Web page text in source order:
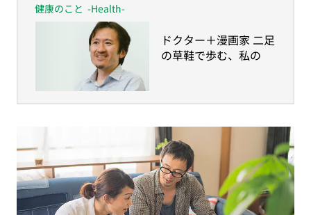
健康のこと -Health-
​ドクター＋漫画家 二足
の草鞋で歩む、私の